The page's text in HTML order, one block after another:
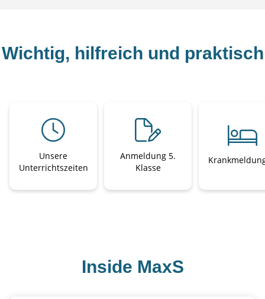
Wichtig, hilfreich und praktisch
Unsere
Unterrichtszeiten
Anmeldung 5.
Klasse
Inside MaxS